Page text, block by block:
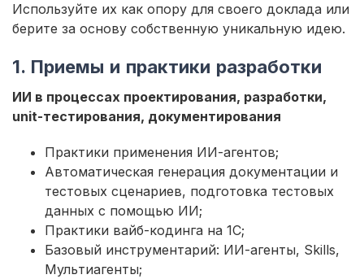
Используйте их как опору для своего доклада или
берите за основу собственную уникальную идею.
1. Приемы и практики разработки
ИИ в процессах проектирования, разработки,
unit-тестирования, документирования
Практики применения ИИ-агентов;
Автоматическая генерация документации и
тестовых сценариев, подготовка тестовых
данных с помощью ИИ;
Практики вайб-кодинга на 1С;
Базовый инструментарий: ИИ-агенты, Skills,
Мультиагенты;